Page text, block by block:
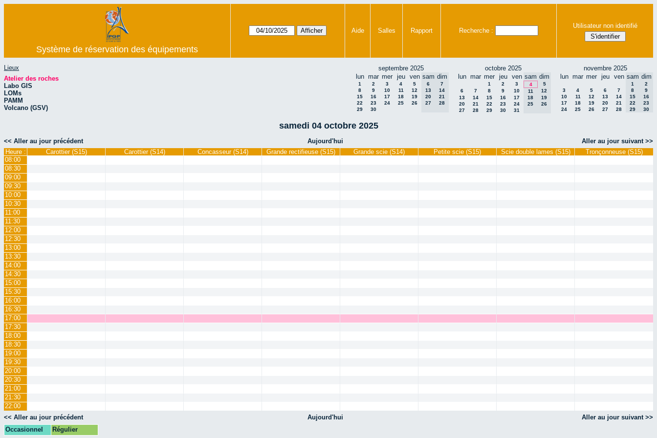
Système de réservation des équipements
Aide Salles Rapport Recherche :
Utilisateur non identifié
Lieux
Atelier des roches
Labo GIS
LOMs
PAMM
Volcano (GSV)
septembre 2025
lun mar mer jeu ven sam dim
1 2 3 4 5 6
7
8
9 10 11 12 13
14
15
16 17 18 19 20
21
22
23 24 25 26 27
28
29
30
octobre 2025
lun mar mer jeu ven sam dim
1 2 3 4
5
6
7 8 9 10 11
12
13
14 15 16 17 18
19
20
21 22 23 24 25
26
27
28 29 30 31
novembre 2025
lun mar mer jeu ven sam dim
1
2
3
4 5 6 7 8
9
10
11 12 13 14 15
16
17
18 19 20 21 22
23
24
25 26 27 28 29 30
samedi 04 octobre 2025
<< Aller au jour précédent Aujourd'hui
Aller au jour suivant >>
Heure :
Carottier (S15) Carottier (S14) Concasseur (S14) Grande rectifieuse (S15) Grande scie (S14) Petite scie (S15) Scie double lames (S15)
Tronçonneuse (S15)
08:00
08:30
09:00
09:30
10:00
10:30
11:00
11:30
12:00
12:30
13:00
13:30
14:00
14:30
15:00
15:30
16:00
16:30
17:00
17:30
18:00
18:30
19:00
19:30
20:00
20:30
21:00
21:30
22:00
<< Aller au jour précédent
Aujourd'hui
Aller au jour suivant >>
Occasionnel
Régulier